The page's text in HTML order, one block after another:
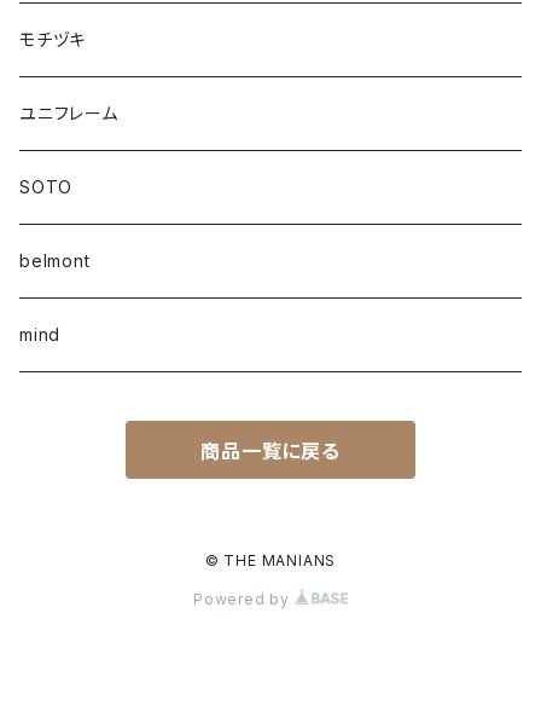
モチヅキ
ユニフレーム
SOTO
belmont
mind
商品一覧に戻る
© THE MANIANS
Powered by